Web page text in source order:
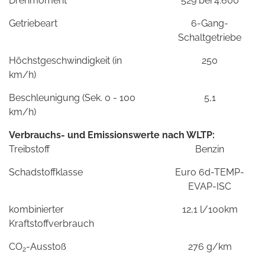
Getriebeart
6-Gang-
Schaltgetriebe
Höchstgeschwindigkeit (in
km/h)
250
Beschleunigung (Sek. 0 - 100
km/h)
5,1
Verbrauchs- und Emissionswerte nach WLTP:
Treibstoff
Benzin
Schadstoffklasse
Euro 6d-TEMP-
EVAP-ISC
kombinierter
Kraftstoffverbrauch
12,1 l/100km
CO2-Ausstoß 276 g/km